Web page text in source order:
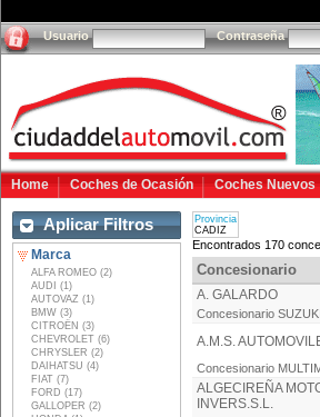
Usuario Contraseña
Home Coches de Ocasión Coches Nuevos
Aplicar Filtros
Marca
ALFA ROMEO (2)
AUDI (1)
AUTOVAZ (1)
BMW (3)
CITROËN (3)
CHEVROLET (6)
CHRYSLER (2)
DAIHATSU (4)
FIAT (7)
FORD (17)
GALLOPER (2)
Provincia
CADIZ
Encontrados 170
Concesionario
A. GALARDO
Concesionario SUZUKI
A.M.S.
Concesionario
ALGECIREÑA
INVERS.S.L.